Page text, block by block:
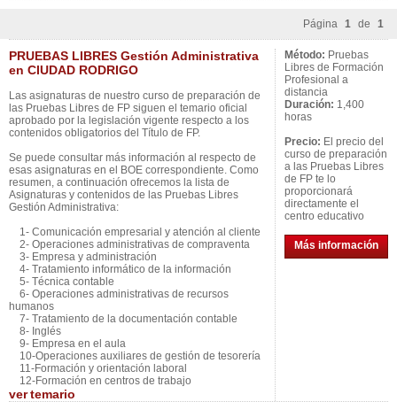
Página 1 de 1
PRUEBAS LIBRES Gestión Administrativa
en CIUDAD RODRIGO
Las asignaturas de nuestro curso de preparación de
las Pruebas Libres de FP siguen el temario oficial
aprobado por la legislación vigente respecto a los
contenidos obligatorios del Título de FP.
Se puede consultar más información al respecto de
esas asignaturas en el BOE correspondiente. Como
resumen, a continuación ofrecemos la lista de
Asignaturas y contenidos de las Pruebas Libres
Gestión Administrativa:
1- Comunicación empresarial y atención al cliente
2- Operaciones administrativas de compraventa
3- Empresa y administración
4- Tratamiento informático de la información
5- Técnica contable
6- Operaciones administrativas de recursos
humanos
7- Tratamiento de la documentación contable
8- Inglés
9- Empresa en el aula
10-Operaciones auxiliares de gestión de tesorería
11-Formación y orientación laboral
12-Formación en centros de trabajo
vertemario
Método: Pruebas
Libres de Formación
Profesional a
distancia
Duración: 1,400
horas
Precio: El precio del
curso de preparación
a las Pruebas Libres
de FP te lo
proporcionará
directamente el
centro educativo
Más información